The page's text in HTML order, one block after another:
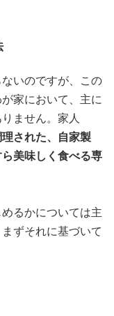
いのですが、この
家において、主に
ません。家人
された、自家製
美味しく食べる専
るかについては主
ずそれに基づいて